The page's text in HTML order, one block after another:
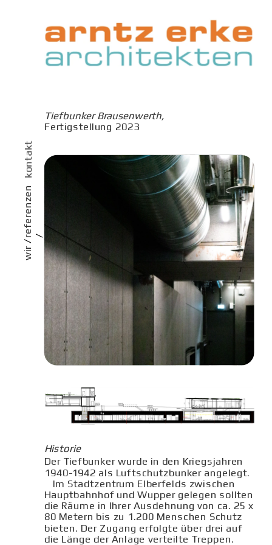
Tiefbunker Brausenwerth,
Fertigstellung 2023
Historie
Der Tiefbunker wurde in den Kriegsjahren
1940-1942 als Luftschutzbunker angelegt.
Im Stadtzentrum Elberfelds zwischen
Hauptbahnhof und Wupper gelegen sollten
die Räume in Ihrer Ausdehnung von ca. 25 x
80 Metern bis zu 1.200 Menschen Schutz
bieten. Der Zugang erfolgte über drei auf
kontakt
referenzen /
wir
/